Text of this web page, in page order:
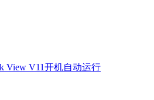
View V11开机自动运行